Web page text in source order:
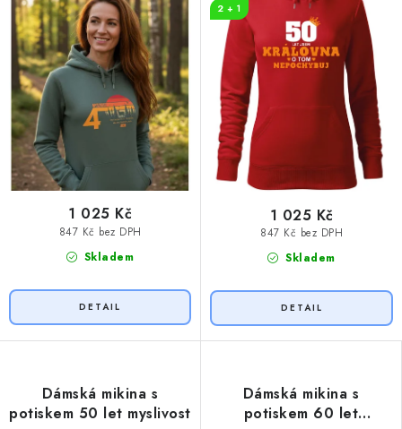
Skladem
847 Kč bez DPH
1 025 Kč
2 + 1
Skladem
847 Kč bez DPH
1 025 Kč
Dámská mikina s
potiskem 50 let myslivost
Dámská mikina s
potiskem 60 let